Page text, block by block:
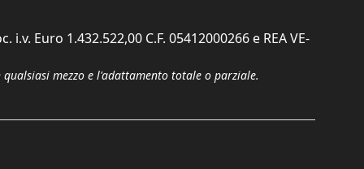
Euro 1.432.522,00 C.F. 05412000266 e REA VE-
mezzo e l'adattamento totale o parziale.